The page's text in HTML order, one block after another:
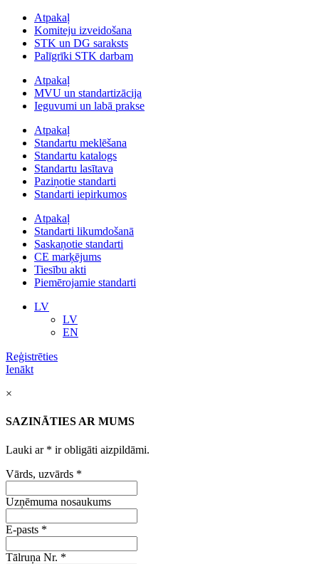
Atpakaļ
Komiteju izveidošana
STK un DG saraksts
Palīgrīki STK darbam
Atpakaļ
MVU un standartizācija
Ieguvumi un labā prakse
Atpakaļ
Standartu meklēšana
Standartu katalogs
Standartu lasītava
Paziņotie standarti
Standarti iepirkumos
Atpakaļ
Standarti likumdošanā
Saskaņotie standarti
CE marķējums
Tiesību akti
Piemērojamie standarti
LV
LV
EN
Reģistrēties
Ienākt
×
SAZINĀTIES AR MUMS
Lauki ar * ir obligāti aizpildāmi.
Vārds, uzvārds *
Uzņēmuma nosaukums
E-pasts *
Tālruņa Nr. *